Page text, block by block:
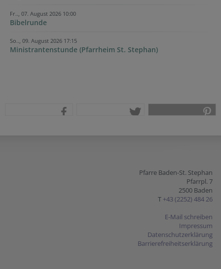
Fr.., 07. August 2026 10:00
Bibelrunde
So.., 09. August 2026 17:15
Ministrantenstunde (Pfarrheim St. Stephan)
Pfarre Baden-St. Stephan
Pfarrpl. 7
2500 Baden
T +43 (2252) 484 26
E-Mail schreiben
Impressum
Datenschutzerklärung
Barrierefreiheitserklärung